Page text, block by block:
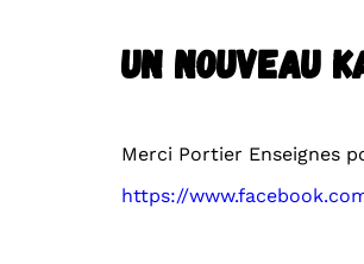
Un nouveau
Merci Portier Enseignes
https://